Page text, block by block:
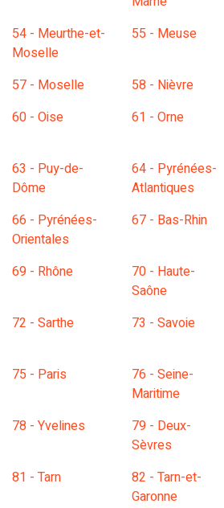
54 - Meurthe-et-
Moselle
55 - Meuse
57 - Moselle 58 - Nièvre
60 - Oise
61 - Orne
63 - Puy-de-
Dôme
64 - Pyrénées-
Atlantiques
66 - Pyrénées-
Orientales
67 - Bas-Rhin
69 - Rhône
70 - Haute-
Saône
72 - Sarthe
73 - Savoie
75 - Paris
76 - Seine-
Maritime
78 - Yvelines
79 - Deux-
Sèvres
81 - Tarn
82 - Tarn-et-
Garonne